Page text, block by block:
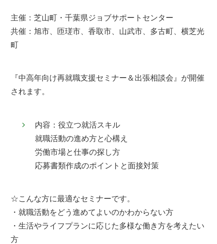
主催：芝山町・千葉県ジョブサポートセンター
共催：旭市、匝瑳市、香取市、山武市、多古町、横芝光
町
『中高年向け再就職支援セミナー＆出張相談会』が開催
されます。
内容：役立つ就活スキル
就職活動の進め方と心構え
労働市場と仕事の探し方
応募書類作成のポイントと面接対策
☆こんな方に最適なセミナーです。
・就職活動をどう進めてよいのかわからない方
・生活やライフプランに応じた多様な働き方を考えたい
方